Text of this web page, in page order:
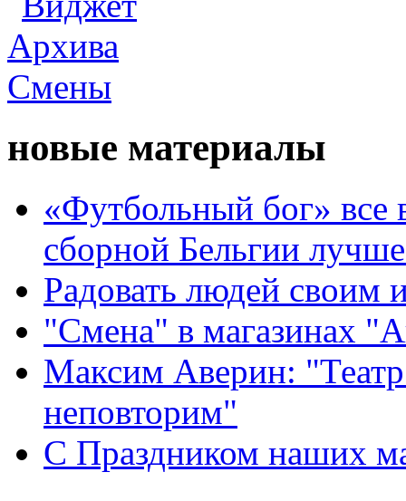
новые материалы
«Футбольный бог» все
сборной Бельгии
Радовать людей своим
"Смена" в магазинах
Максим Аверин:
неповторим"
С Праздником наших